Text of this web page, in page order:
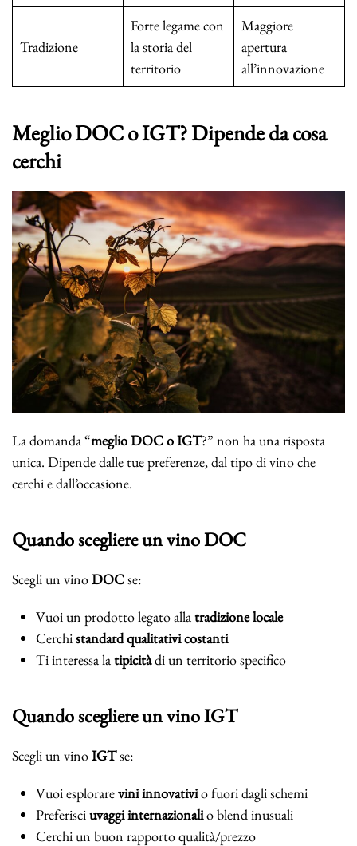
Tradizione
Forte legame con
la storia del
territorio
Maggiore
apertura
all’innovazione
Meglio DOC o IGT? Dipende da cosa
cerchi
La domanda “meglio DOC o IGT?” non ha una risposta
unica. Dipende dalle tue preferenze, dal tipo di vino che
cerchi e dall’occasione.
Quando scegliere un vino DOC
Scegli un vinoDOCse:
Vuoi un prodotto legato allatradizione locale
Cerchistandard qualitativi costanti
Ti interessa latipicitàdi un territorio specifico
Quando scegliere un vino IGT
Scegli un vinoIGTse:
Vuoi esplorarevini innovativio fuori dagli schemi
Preferisciuvaggi internazionalio blend inusuali
Cerchi un buon rapporto qualità/prezzo